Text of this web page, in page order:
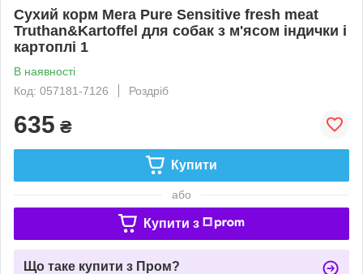
Сухий корм Mera Pure Sensitive fresh meat
Truthan&Kartoffel для собак з м'ясом індички і
картоплі 1
В наявності
Код: 057181-7126
Роздріб
635 ₴
Купити
або
Купити з
Що таке купити з Пром?